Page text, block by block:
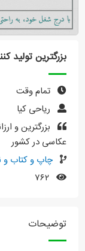
معرفی ما
تعرفه ها
راهنما
ورود یا عضویت
بزرگترین تولید
تمام وقت
ریاحی کیا
بزرگترین و
عکاسی در کشور
چاپ و کتاب و
۷۶۲
توضیحات